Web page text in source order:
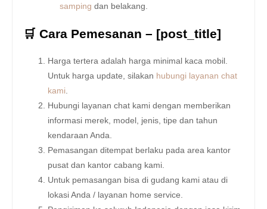
samping dan belakang.
🛒 Cara Pemesanan – [post_title]
Harga tertera adalah harga minimal kaca mobil.
Untuk harga update, silakan hubungi layanan chat
kami
Hubungi layanan chat kami dengan memberikan
informasi merek, model, jenis, tipe dan tahun
kendaraan Anda.
Pemasangan ditempat berlaku pada area kantor
pusat dan kantor cabang kami.
Untuk pemasangan bisa di gudang kami atau di
lokasi Anda / layanan home service.